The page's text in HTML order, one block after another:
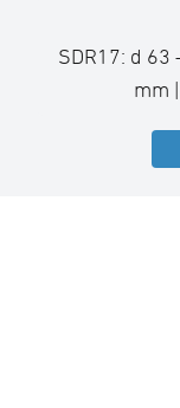
SDR17: d 63
mm